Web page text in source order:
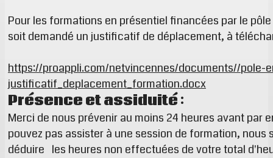
Pour les formations en présentiel financées par le
soit demandé un justificatif de déplacement, à
https://proappli.com/netvincennes/documents//pole-
justificatif_deplacement_formation.docx
Présence et assiduité :
Merci de nous prévenir au moins 24 heures avant par
pouvez pas assister à une session de formation, nous
déduire les heures non effectuées de votre total